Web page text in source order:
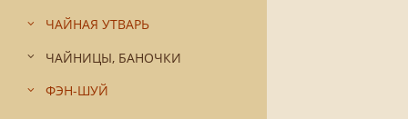
ЧАЙНАЯ УТВАРЬ
ЧАЙНИЦЫ, БАНОЧКИ
ФЭН-ШУЙ